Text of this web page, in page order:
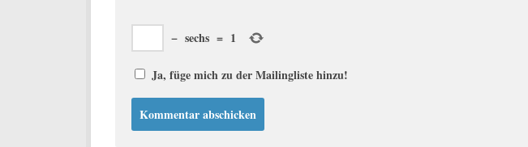
− sechs = 1
Ja, füge mich zu der Mailingliste hinzu!